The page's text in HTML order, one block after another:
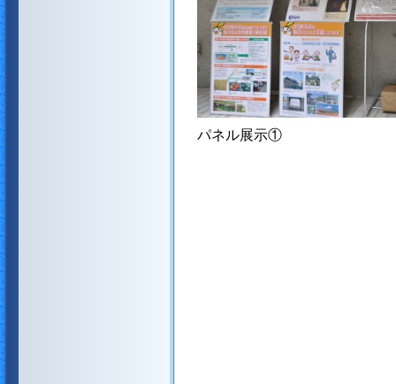
パネル展示①